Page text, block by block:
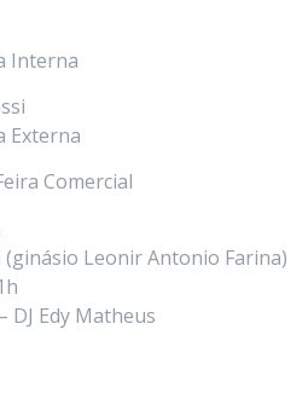
Interna
Externa
Comercial
(ginásio Leonir Antonio Farina)
DJ Edy Matheus